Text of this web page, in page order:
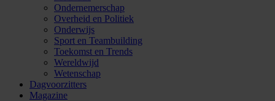
Ondernemerschap
Overheid en Politiek
Onderwijs
Sport en Teambuilding
Toekomst en Trends
Wereldwijd
Wetenschap
Dagvoorzitters
Magazine